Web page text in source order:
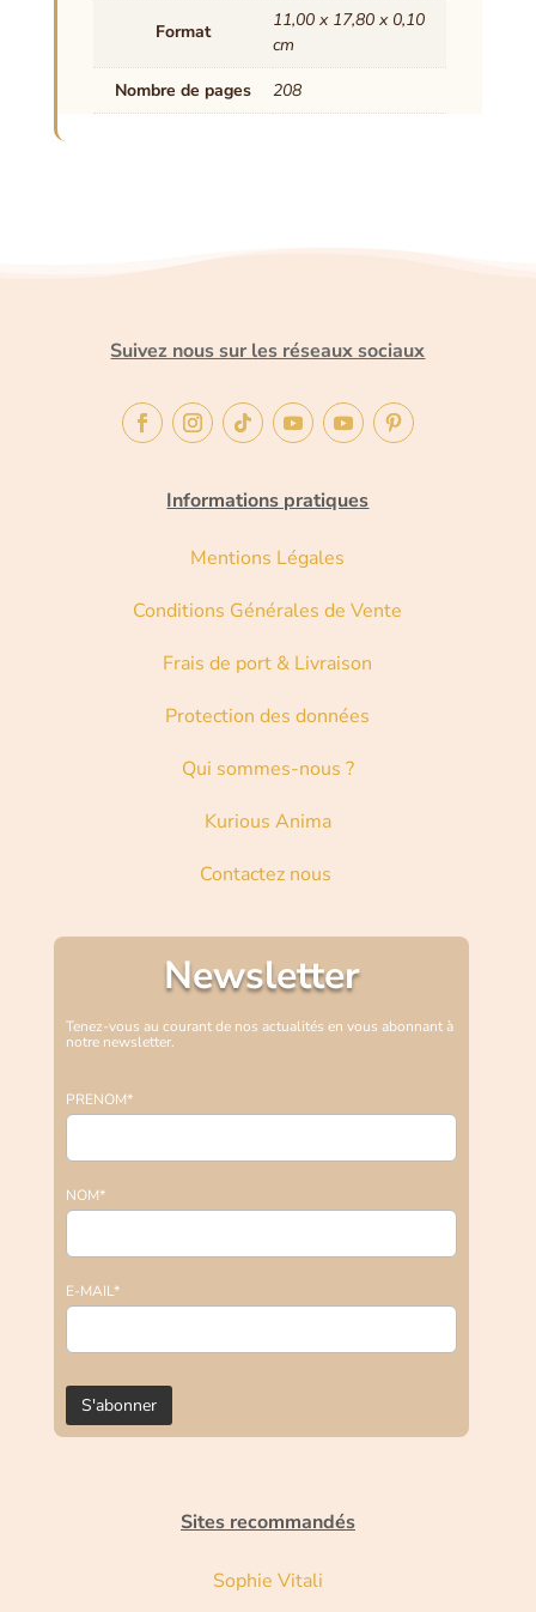
Format
11,00 x 17,80 x 0,10
cm
Nombre de pages
208
Suivez nous sur les réseaux sociaux
Informations pratiques
Mentions Légales
Conditions Générales de Vente
Frais de port & Livraison
Protection des données
Qui sommes-nous ?
Kurious Anima
Contactez nous
Newsletter
Tenez-vous au courant de nos actualités en vous abonnant à
notre newsletter.
PRENOM*
NOM*
E-MAIL*
Sites recommandés
Sophie Vitali